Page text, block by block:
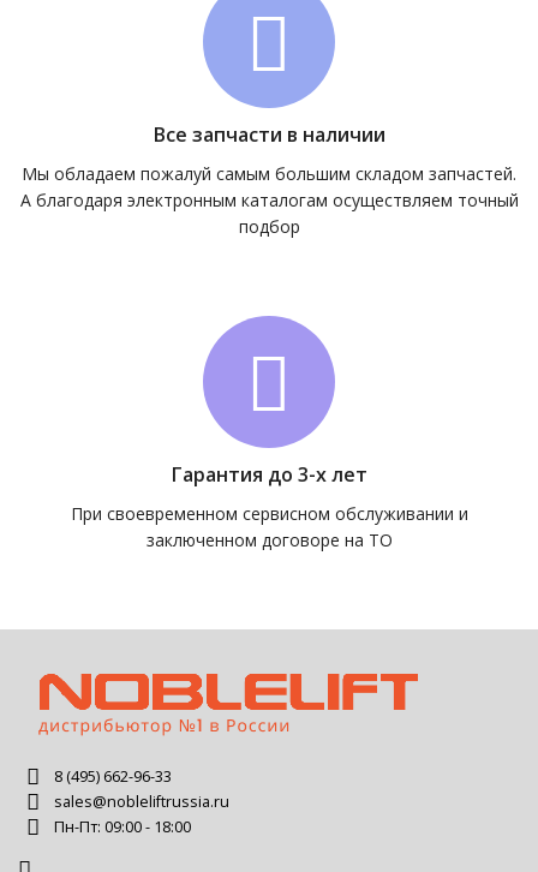
Все запчасти в наличии
Мы обладаем пожалуй самым большим складом запчастей.
А благодаря электронным каталогам осуществляем точный
подбор
Гарантия до 3-х лет
При своевременном сервисном обслуживании и
заключенном договоре на ТО
8 (495) 662-96-33
sales@nobleliftrussia.ru
Пн-Пт: 09:00 - 18:00